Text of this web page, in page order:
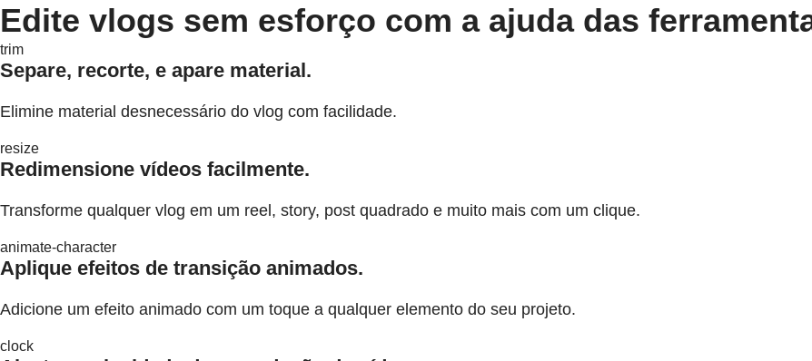
Edite vlogs sem esforço com a ajuda das
trim
Separe, recorte, e apare material.
Elimine material desnecessário do vlog com facilidade.
resize
Redimensione vídeos facilmente.
Transforme qualquer vlog em um reel, story, post quadrado e muito mais com um clique.
animate-character
Aplique efeitos de transição animados.
Adicione um efeito animado com um toque a qualquer elemento do seu projeto.
clock